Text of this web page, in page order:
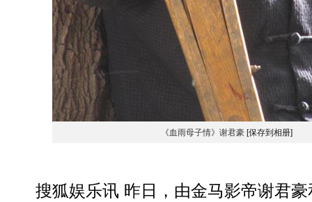
《血雨母子情》谢君豪 [保存到相册]
搜狐娱乐讯 昨日，由金马影帝谢君豪